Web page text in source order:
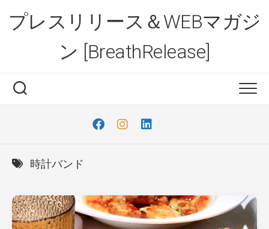
content
プレスリリース＆WEBマガジ
ン [BreathRelease]
時計バンド